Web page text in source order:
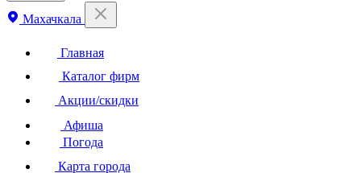
Махачкала
Главная
Каталог фирм
Акции/скидки
Афиша
Погода
Карта города